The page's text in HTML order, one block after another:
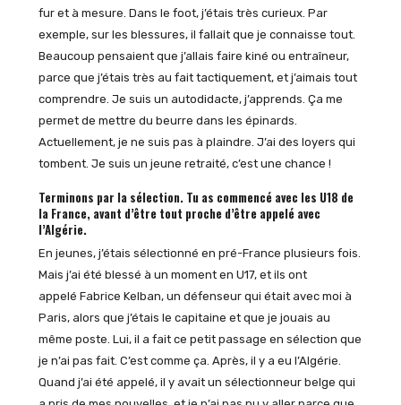
fur et à mesure. Dans le foot, j’étais très curieux. Par
exemple, sur les blessures, il fallait que je connaisse tout.
Beaucoup pensaient que j’allais faire kiné ou entraîneur,
parce que j’étais très au fait tactiquement, et j’aimais tout
comprendre. Je suis un autodidacte, j’apprends. Ça me
permet de mettre du beurre dans les épinards.
Actuellement, je ne suis pas à plaindre. J’ai des loyers qui
tombent. Je suis un jeune retraité, c’est une chance !
Terminons par la sélection. Tu as commencé avec les U18 de
la France, avant d’être tout proche d’être appelé avec
l’Algérie.
En jeunes, j’étais sélectionné en pré-France plusieurs fois.
Mais j’ai été blessé à un moment en U17, et ils ont
appelé Fabrice Kelban, un défenseur qui était avec moi à
Paris, alors que j’étais le capitaine et que je jouais au
même poste. Lui, il a fait ce petit passage en sélection que
je n’ai pas fait. C’est comme ça. Après, il y a eu l’Algérie.
Quand j’ai été appelé, il y avait un sélectionneur belge qui